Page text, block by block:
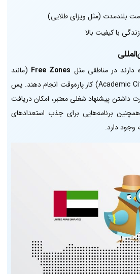
بلندمدت (مثل ویزای طلایی)
با کیفیت بالا
دارند در مناطقی مثل Free Zones (مانند
Dubai Internet City یا Academic City) کار پاره‌وقت انجام دهند. پس
داشتن پیشنهاد شغلی معتبر، امکان دریافت
برنامه‌هایی برای جذب استعدادهای
وجود دارد.